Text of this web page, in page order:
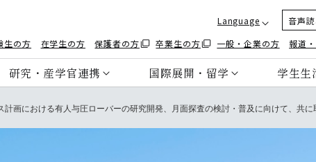
Language
音声
生の方
在学生の方 保護者の方 卒業生の方 一般・企業の方 報道
研究・産学官連携 国際展開・留学 学生生
画における有人与圧ローバーの研究開発、月面探査の検討・普及に向けて、共に